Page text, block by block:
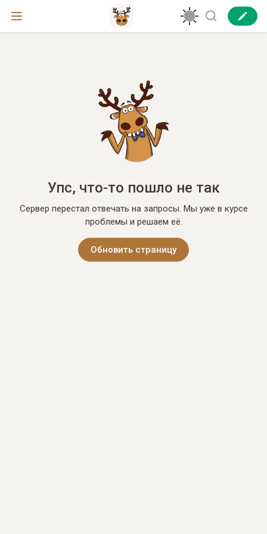
Упс, что-то пошло не так
Сервер перестал отвечать на запросы. Мы уже в курсе
проблемы и решаем её.
Обновить страницу